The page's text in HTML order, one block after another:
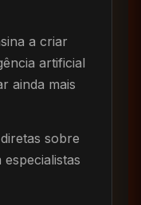
a criar
artificial
ainda mais
sobre